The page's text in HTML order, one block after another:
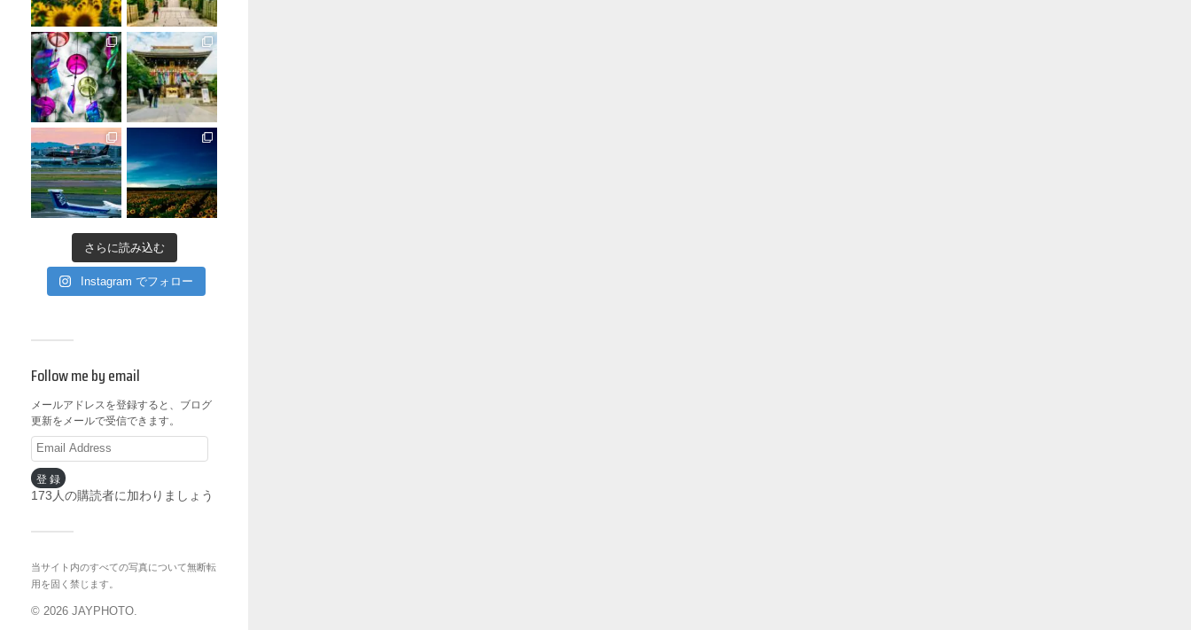
さらに読み込む
Instagram でフォロー
Follow me by email
メールアドレスを登録すると、ブログ
更新をメールで受信できます。
登録
173人の購読者に加わりましょう
当サイト内のすべての写真について無断転
用を固く禁じます。
© 2026 JAYPHOTO.